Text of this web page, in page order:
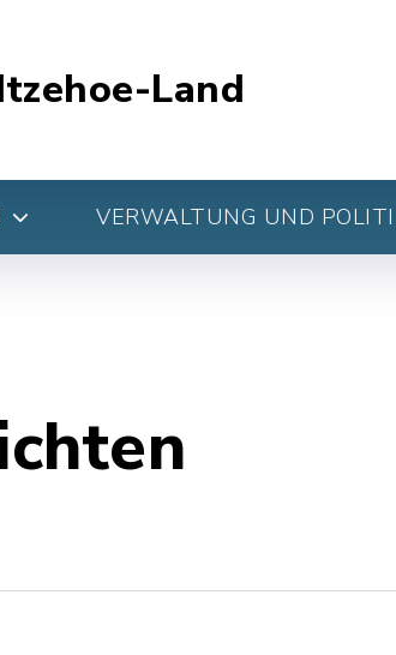
Land
VERWALTUNG UND